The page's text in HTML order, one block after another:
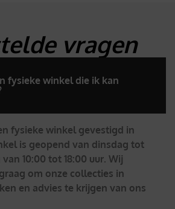
vragen
fysieke winkel die ik kan
fysieke winkel gevestigd in
is geopend van dinsdag tot
10:00 tot 18:00 uur. Wij
om onze collecties in
en advies te krijgen van ons